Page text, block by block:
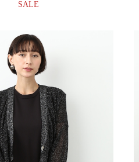
SALE